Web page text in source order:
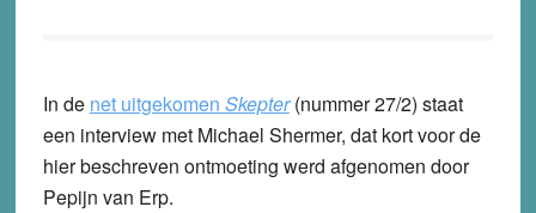
In de net uitgekomen Skepter(nummer 27/2) staat
een interview met Michael Shermer, dat kort voor de
hier beschreven ontmoeting werd afgenomen door
Pepijn van Erp.